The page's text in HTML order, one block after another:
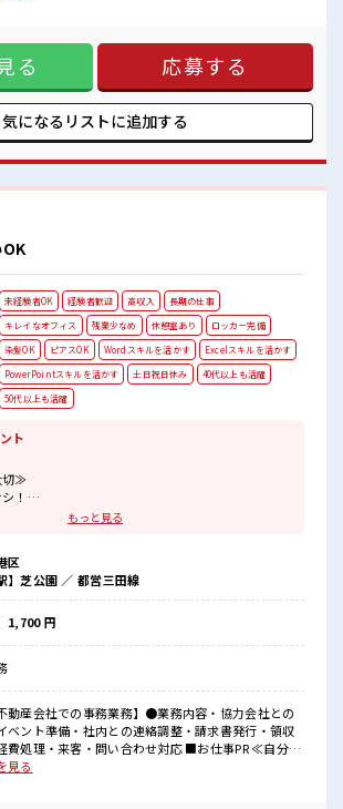
♪
し！
できる☆
チェック・修正封入やレイアウト変更などの軽作業
応じて対応)入職から約1週間で簡単な研修あり(未経
時間も大切≫ 残業はほと
！ 場合によってはお願いすることもあります♪ ≪完
日制≫ 週末は家族や友人と一緒にプライベート満
きやすい制服アリ≫ 制服があるので、 毎日の服装の
のは不安だけど、 しっかり働く環境が整っていま
からスキルUP・ステップUP目指していきましょ
ちゃおう！ 持ち物が多いあなたにもぴったり☆ ロッ
職場♪ 残業はほとんどなし！ プライベートも謳歌で
る 応募する
気になるリストに追加する
未経験者OK 経験者歓迎 高収入
長期の仕事
キレイなオフィス
残業少なめ 休憩室あり
ロッカー完備
染髪OK
ピアスOK Wordスキルを活かす
Excelスキルを活かす
PowerPointスキルを活かす
土日祝日休み
40代以上も活躍
50代以上も活躍
ト
切≫
！
願いすることもあります♪
プライベート満喫！
UP≫
髪型や髪色自由♪
方も大カンゲイ≫
ンジするのは不安だけど、
整っています！
ステップUP目指していきましょう！
で働ける≫
遣のお仕事です！
多少のヘアカラーもOKなのはウレシイPoint☆
チや休憩も充実しそう♪
もっと見る
区
】芝公園 ／ 都営三田線
1,700 円
動産会社での事務業務】●業務内容・協力会社との
ベント準備・社内との連絡調整・請求書発行・領収
理・来客・問い合わせ対応 ■お仕事PR ≪自分の
切≫ 残業はほとんどナシ！ 場合によってはお願いす
見る